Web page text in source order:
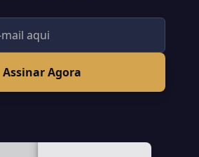
Assinar Agora